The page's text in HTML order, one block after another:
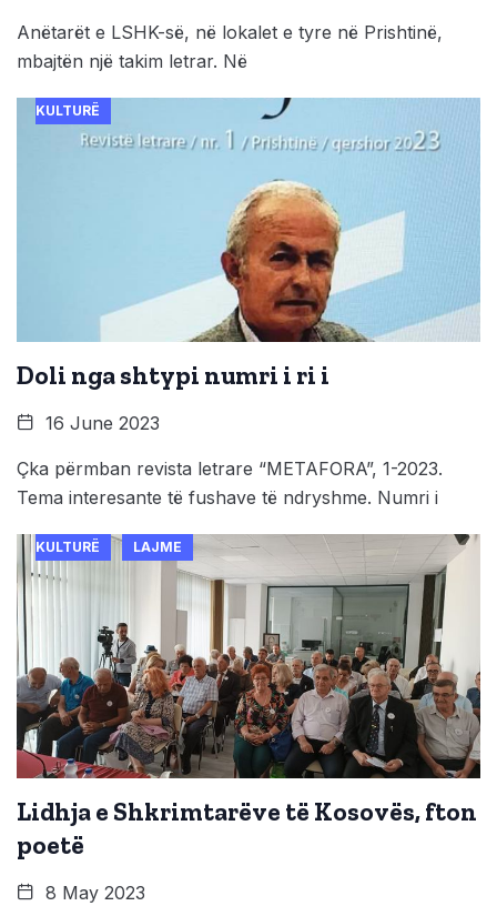
Anëtarët e LSHK-së, në lokalet e tyre në Prishtinë,
mbajtën një takim letrar. Në
KULTURË
Doli nga shtypi numri i ri i
16 June 2023
Çka përmban revista letrare “METAFORA”, 1-2023.
Tema interesante të fushave të ndryshme. Numri i
KULTURË LAJME
Lidhja e Shkrimtarëve të Kosovës, fton
poetë
8 May 2023